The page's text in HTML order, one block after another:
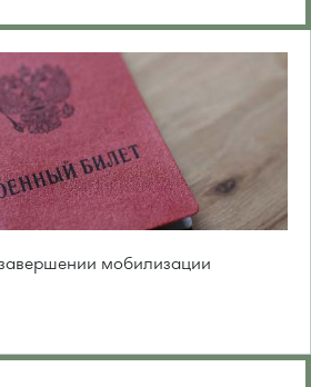
мобилизации